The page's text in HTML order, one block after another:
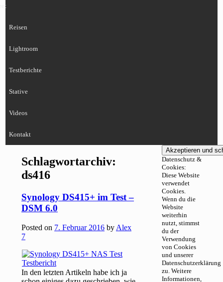
Reisen
Lightroom
Testberichte
Stative
Videos
Kontakt
Schlagwortarchiv:
ds416
Synology DS415+ im Test –
DSM 6.0
Posted on 7. Februar 2016 by Alex
7
In den letzten Artikeln habe ich ja
Datenschutz &
Cookies:
Diese Website
verwendet
Cookies.
Wenn du die
Website
weiterhin
nutzt, stimmst
du der
Verwendung
von Cookies
und unserer
Datenschutzerklärung
zu. Weitere
Informationen,